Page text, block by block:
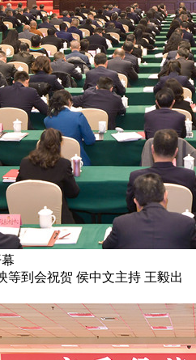
等到会祝贺 侯中文主持 王毅出